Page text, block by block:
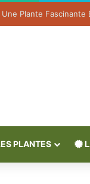
PLANTES